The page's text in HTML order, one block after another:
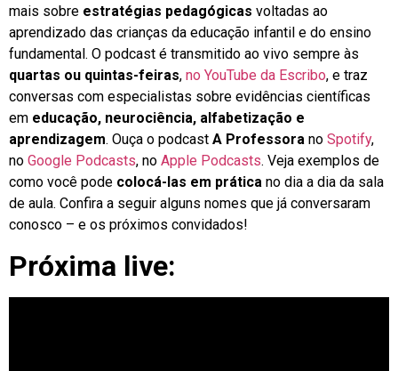
mais sobre estratégias pedagógicas voltadas ao
aprendizado das crianças da educação infantil e do ensino
fundamental. O podcast é transmitido ao vivo sempre às
quartas ou quintas-feiras, no YouTube da Escribo, e traz
conversas com especialistas sobre evidências científicas
em educação, neurociência, alfabetização e
aprendizagem. Ouça o podcast A Professora no Spotify,
no Google Podcasts, no Apple Podcasts. Veja exemplos de
como você pode colocá-las em prática no dia a dia da sala
de aula. Confira a seguir alguns nomes que já conversaram
conosco – e os próximos convidados!
Próxima live: